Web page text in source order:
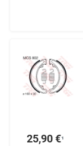
25,90 €¹